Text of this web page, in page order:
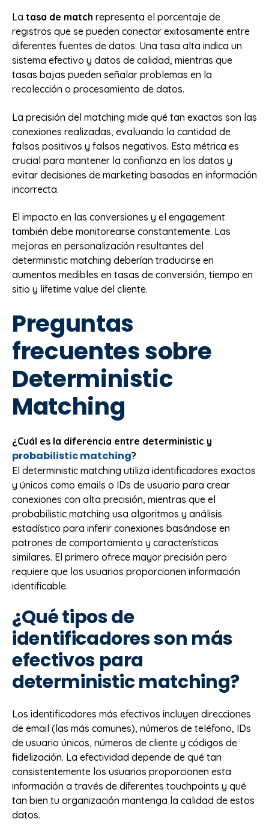
La tasa de match representa el porcentaje de
registros que se pueden conectar exitosamente entre
diferentes fuentes de datos. Una tasa alta indica un
sistema efectivo y datos de calidad, mientras que
tasas bajas pueden señalar problemas en la
recolección o procesamiento de datos.
La precisión del matching mide qué tan exactas son las
conexiones realizadas, evaluando la cantidad de
falsos positivos y falsos negativos. Esta métrica es
crucial para mantener la confianza en los datos y
evitar decisiones de marketing basadas en información
incorrecta.
El impacto en las conversiones y el engagement
también debe monitorearse constantemente. Las
mejoras en personalización resultantes del
deterministic matching deberían traducirse en
aumentos medibles en tasas de conversión, tiempo en
sitio y lifetime value del cliente.
Preguntas
frecuentes sobre
Deterministic
Matching
¿Cuál es la diferencia entre deterministic y
probabilistic matching?
El deterministic matching utiliza identificadores exactos
y únicos como emails o IDs de usuario para crear
conexiones con alta precisión, mientras que el
probabilistic matching usa algoritmos y análisis
estadístico para inferir conexiones basándose en
patrones de comportamiento y características
similares. El primero ofrece mayor precisión pero
requiere que los usuarios proporcionen información
identificable.
¿Qué tipos de
identificadores son más
efectivos para
deterministic matching?
Los identificadores más efectivos incluyen direcciones
de email (las más comunes), números de teléfono, IDs
de usuario únicos, números de cliente y códigos de
fidelización. La efectividad depende de qué tan
consistentemente los usuarios proporcionen esta
información a través de diferentes touchpoints y qué
tan bien tu organización mantenga la calidad de estos
datos.